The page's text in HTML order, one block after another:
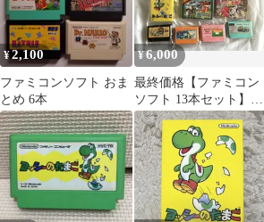
¥2,100
ファミコンソフト おま
とめ 6本
¥6,000
最終価格【ファミコン
ソフト 13本セット】ま
とめ売り レトロゲーム
FC